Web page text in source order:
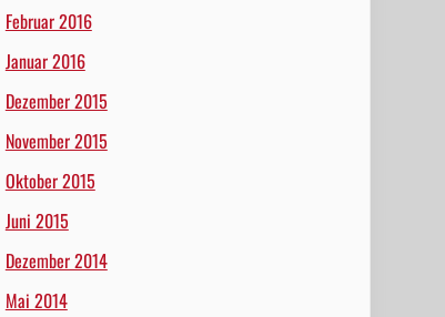
Februar 2016
Januar 2016
Dezember 2015
November 2015
Oktober 2015
Juni 2015
Dezember 2014
Mai 2014